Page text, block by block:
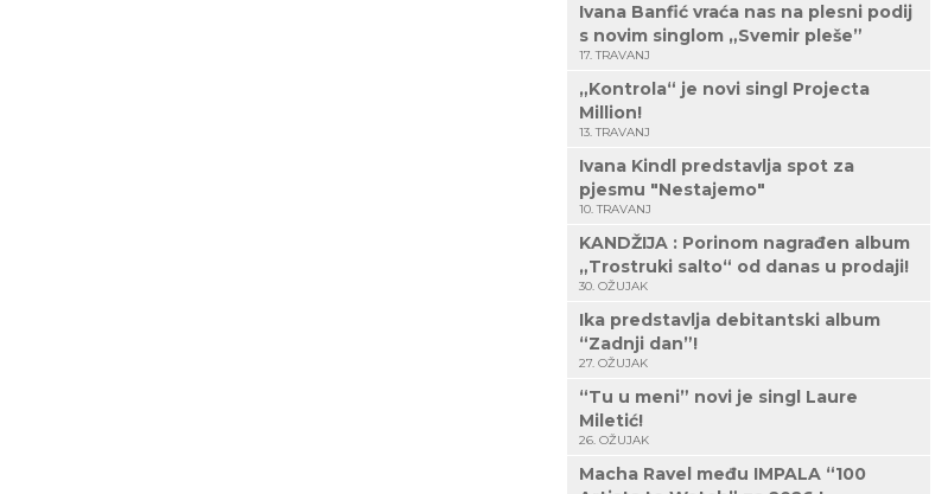
Ivana Banfić vraća nas na plesni podij
s novim singlom „Svemir pleše”
17. TRAVANJ
„Kontrola“ je novi singl Projecta
Million!
13. TRAVANJ
Ivana Kindl predstavlja spot za
pjesmu "Nestajemo"
10. TRAVANJ
KANDŽIJA : Porinom nagrađen album
„Trostruki salto“ od danas u prodaji!
30. OŽUJAK
Ika predstavlja debitantski album
“Zadnji dan”!
27. OŽUJAK
“Tu u meni” novi je singl Laure
Miletić!
26. OŽUJAK
Macha Ravel među IMPALA “100